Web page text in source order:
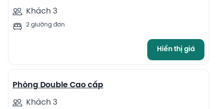
Khách 3
2 giường đơn
Hiển thị giá
6
Phòng Double Cao cấp
Khách 3